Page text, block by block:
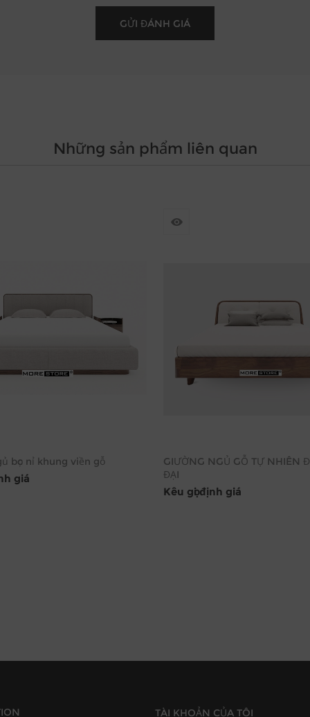
Những sản phẩm liên quan
bọc nỉ khung viền gỗ
giá
GIƯỜNG NGỦ GỖ TỰ NHIÊN
ĐẠI
Kêu gọi định giá
TÀI KHOẢN CỦA TÔI